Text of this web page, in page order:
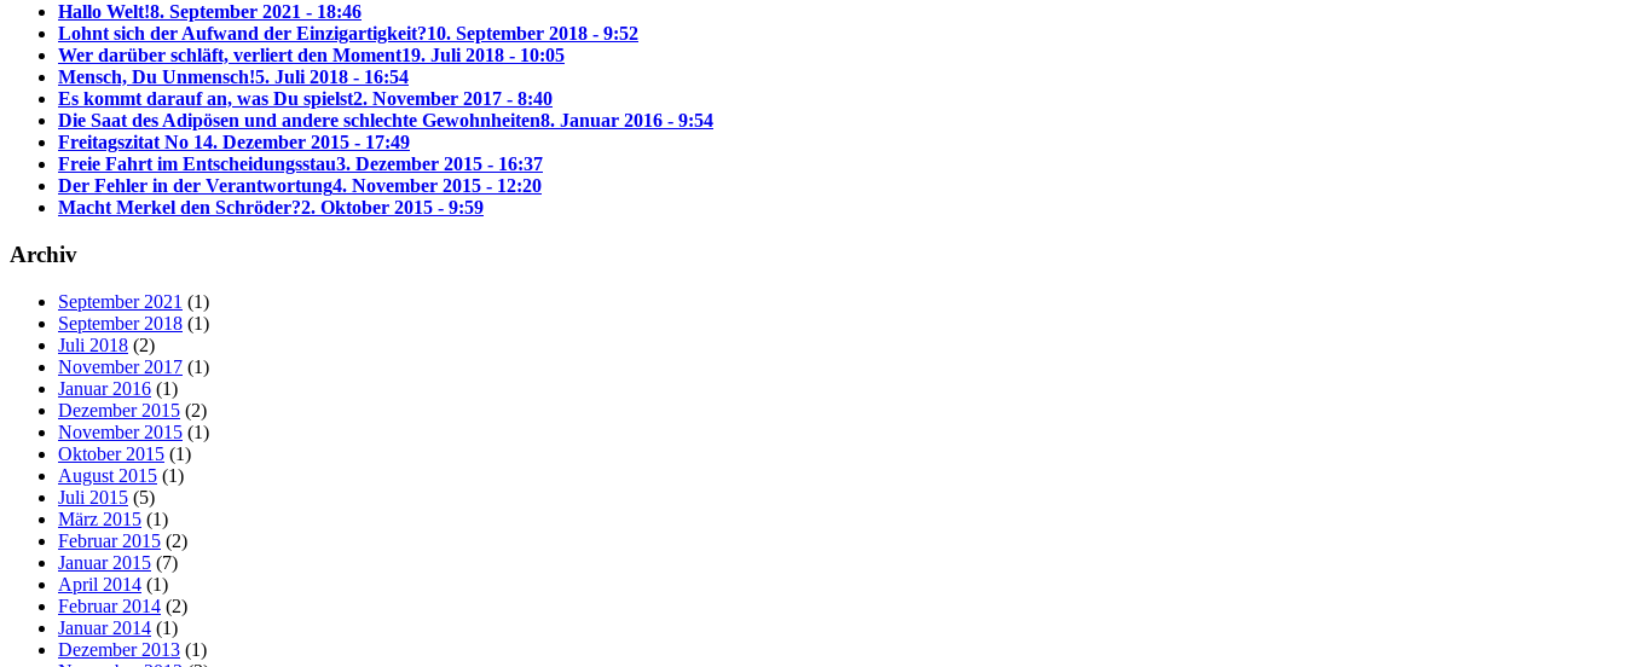
Hallo Welt!8. September 2021 - 18:46
Lohnt sich der Aufwand der Einzigartigkeit?10. September 2018 - 9:52
Wer darüber schläft, verliert den Moment19. Juli 2018 - 10:05
Mensch, Du Unmensch!5. Juli 2018 - 16:54
Es kommt darauf an, was Du spielst2. November 2017 - 8:40
Die Saat des Adipösen und andere schlechte Gewohnheiten8. Januar 2016 - 9:54
Freitagszitat No 14. Dezember 2015 - 17:49
Freie Fahrt im Entscheidungsstau3. Dezember 2015 - 16:37
Der Fehler in der Verantwortung4. November 2015 - 12:20
Macht Merkel den Schröder?2. Oktober 2015 - 9:59
Archiv
September 2021 (1)
September 2018 (1)
Juli 2018 (2)
November 2017 (1)
Januar 2016 (1)
Dezember 2015 (2)
November 2015 (1)
Oktober 2015 (1)
August 2015 (1)
Juli 2015 (5)
März 2015 (1)
Februar 2015 (2)
Januar 2015 (7)
April 2014 (1)
Februar 2014 (2)
Januar 2014 (1)
Dezember 2013 (1)